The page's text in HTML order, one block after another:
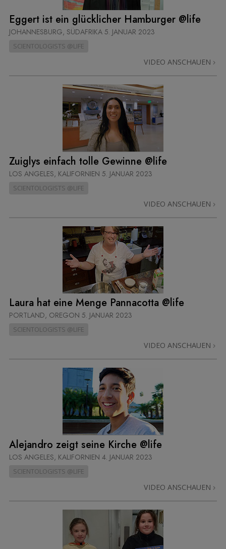
Eggert ist ein glücklicher Hamburger @life
JOHANNESBURG, SÜDAFRIKA 5. JANUAR 2023
SCIENTOLOGISTS @LIFE
VIDEO ANSCHAUEN
Zuiglys einfach tolle Gewinne @life
LOS ANGELES, KALIFORNIEN 5. JANUAR 2023
SCIENTOLOGISTS @LIFE
VIDEO ANSCHAUEN
Laura hat eine Menge Pannacotta @life
PORTLAND, OREGON 5. JANUAR 2023
SCIENTOLOGISTS @LIFE
VIDEO ANSCHAUEN
Alejandro zeigt seine Kirche @life
LOS ANGELES, KALIFORNIEN 4. JANUAR 2023
SCIENTOLOGISTS @LIFE
VIDEO ANSCHAUEN